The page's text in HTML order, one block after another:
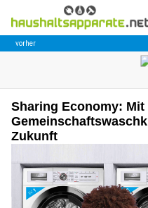
Sharing Economy:
Zukunft